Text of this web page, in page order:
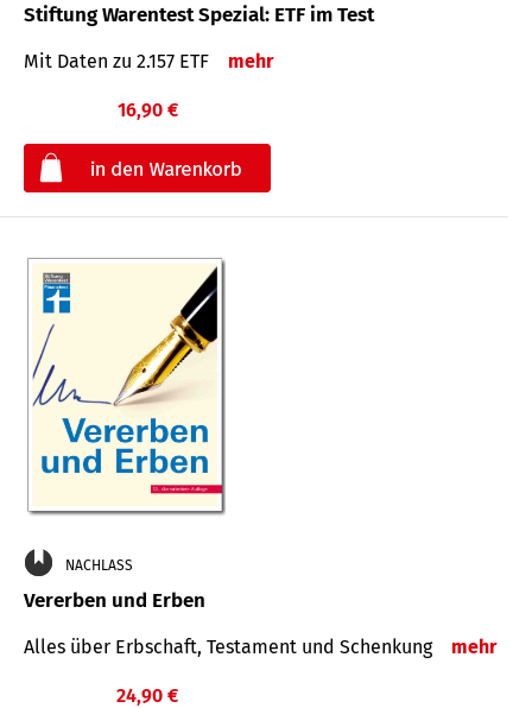
Stiftung Warentest Spezial: ETF im Test
Mit Daten zu 2.157 ETF mehr
16,90 €
NACHLASS
Vererben und Erben
Alles über Erbschaft, Testament und Schenkung mehr
24,90 €